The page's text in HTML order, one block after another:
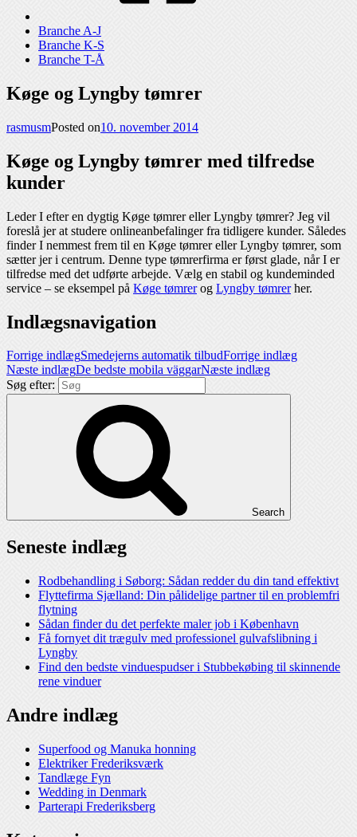
Branche A-J
Branche K-S
Branche T-Å
Køge og Lyngby tømrer
rasmusmPosted on10. november 2014
Køge og Lyngby tømrer med tilfredse
kunder
Leder I efter en dygtig Køge tømrer eller Lyngby tømrer? Jeg vil
foreslå jer at studere onlineanbefalinger fra tidligere kunder. Således
finder I nemmest frem til en Køge tømrer eller Lyngby tømrer, som
sætter jer i centrum. Denne type tømrerfirma er først glade, når I er
tilfredse med det udførte arbejde. Vælg en stabil og kundeminded
service – se eksempel på Køge tømrerog Lyngby tømrerher.
Indlægsnavigation
Forrige indlægSmedejerns automatik tilbudForrige indlæg
Næste indlægDe bedste mobila väggarNæste indlæg
Søg efter:
Search
Seneste indlæg
Rodbehandling i Søborg: Sådan redder du din tand effektivt
Flyttefirma Sjælland: Din pålidelige partner til en problemfri
flytning
Sådan finder du det perfekte maler job i København
Få fornyet dit trægulv med professionel gulvafslibning i
Lyngby
Find den bedste vinduespudser i Stubbekøbing til skinnende
rene vinduer
Andre indlæg
Superfood og Manuka honning
Elektriker Frederiksværk
Tandlæge Fyn
Wedding in Denmark
Parterapi Frederiksberg